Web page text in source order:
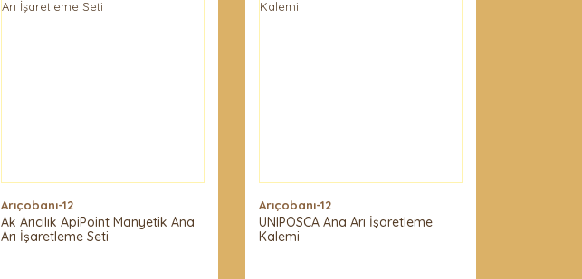
Arıçobanı-12
Ak Arıcılık ApiPoint Manyetik Ana
Arı İşaretleme Seti
Arıçobanı-12
UNIPOSCA Ana Arı İşaretleme
Kalemi